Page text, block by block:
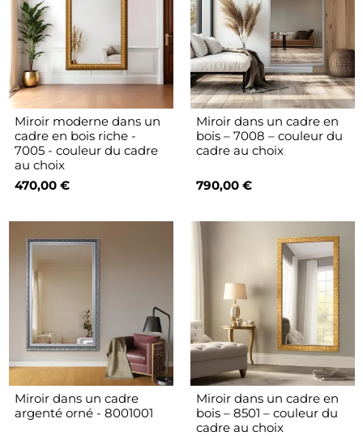
Miroir moderne dans un
cadre en bois riche -
7005 - couleur du cadre
au choix
470,00 €
Miroir dans un cadre en
bois – 7008 – couleur du
cadre au choix
790,00 €
Miroir dans un cadre
argenté orné - 8001001
Miroir dans un cadre en
bois – 8501 – couleur du
cadre au choix